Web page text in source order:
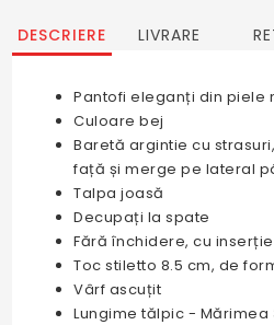
DESCRIERE LIVRARE
Pantofi eleganți din piele
Culoare bej
Baretă argintie cu
față și merge pe lateral
Talpa joasă
Decupați la spate
Fără închidere, cu
Toc stiletto 8.5 cm, de
Vârf ascuțit
Lungime tălpic - Mărimea